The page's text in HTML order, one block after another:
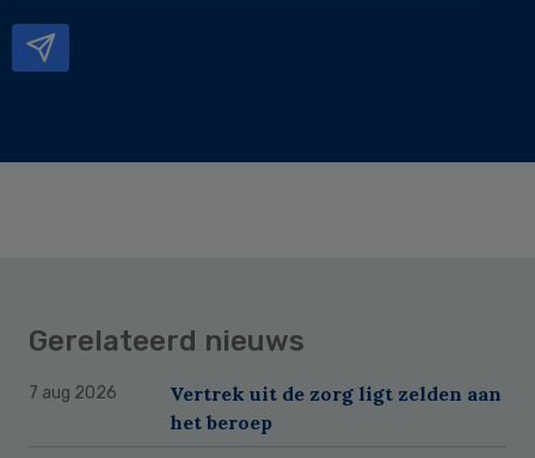
Gerelateerd nieuws
7 aug 2026
Vertrek uit de zorg ligt zelden aan
het beroep